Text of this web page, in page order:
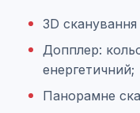
3D
Допплер:
енергетичний;
Панорамне